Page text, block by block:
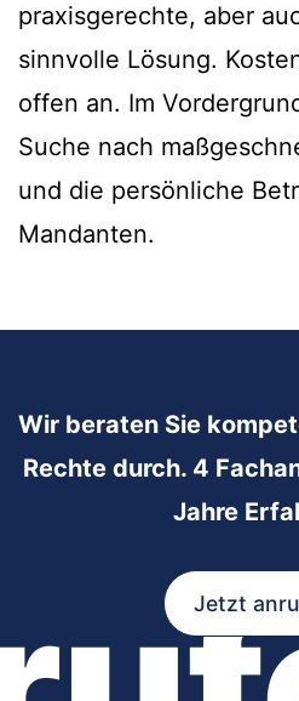
praxisgerechte, aber
sinnvolle Lösung.
offen an. Im
Suche nach
und die persönliche
Mandanten.
Wir beraten Sie
Rechte durch. 4
Jahre
Jetzt